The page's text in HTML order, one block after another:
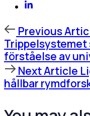
Previous
Article
Previous
Trippelsystemet
förståelse av
Next
Article
Next Article
hållbar